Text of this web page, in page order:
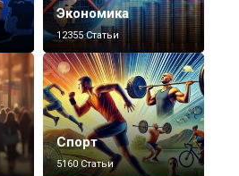
Экономика
12355 Статьи
Спорт
5160 Статьи